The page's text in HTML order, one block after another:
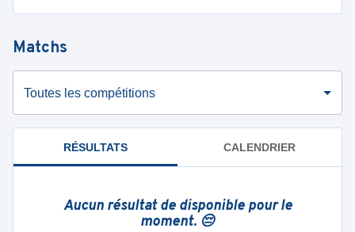
Matchs
Toutes les compétitions
RÉSULTATS CALENDRIER
Aucun résultat de disponible pour le
moment. 😔